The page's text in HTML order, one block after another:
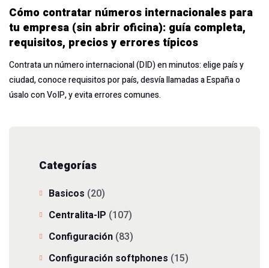
Cómo contratar números internacionales para
tu empresa (sin abrir oficina): guía completa,
requisitos, precios y errores típicos
Contrata un número internacional (DID) en minutos: elige país y
ciudad, conoce requisitos por país, desvía llamadas a España o
úsalo con VoIP, y evita errores comunes.
Categorías
Basicos (20)
Centralita-IP (107)
Configuración (83)
Configuración softphones (15)